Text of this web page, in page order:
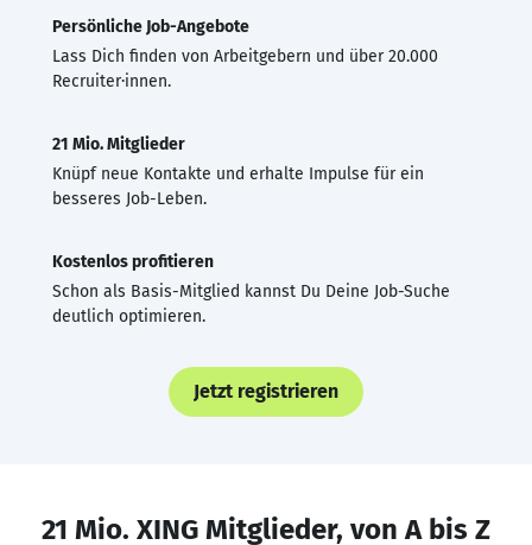
Persönliche Job-Angebote
Lass Dich finden von Arbeitgebern und über 20.000
Recruiter·innen.
21 Mio. Mitglieder
Knüpf neue Kontakte und erhalte Impulse für ein
besseres Job-Leben.
Kostenlos profitieren
Schon als Basis-Mitglied kannst Du Deine Job-Suche
deutlich optimieren.
Jetzt registrieren
21 Mio. XING Mitglieder, von A bis Z